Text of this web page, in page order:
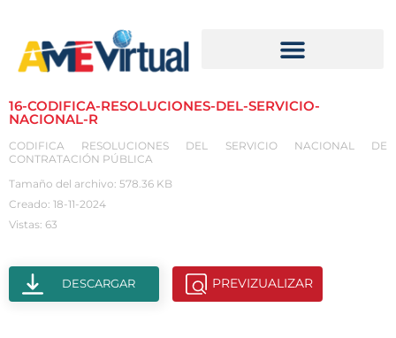
16-CODIFICA-RESOLUCIONES-DEL-SERVICIO-
NACIONAL-R
CODIFICA RESOLUCIONES DEL SERVICIO NACIONAL DE
CONTRATACIÓN PÚBLICA
Tamaño del archivo: 578.36 KB
Creado: 18-11-2024
Vistas: 63
DESCARGAR PREVIZUALIZAR